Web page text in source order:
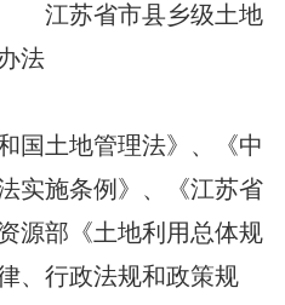
乡级土地
法
土地管理法》、《中
实施条例》、《江苏省
源部《土地利用总体规
、行政法规和政策规